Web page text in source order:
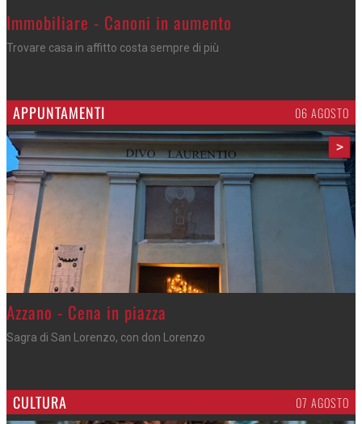
>Immobiliare - Canoni in aumento
Trovare casa in affitto costa sempre di più
APPUNTAMENTI 06 AGOSTO
>
Gli appuntamenti fino a sabato
Cosa fare questi giorni nel Cremasco
CULTURA 07 AGOSTO